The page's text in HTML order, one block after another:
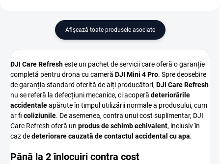
Afişează toate produsele asociate
DJI CareRefresheste un pachet deserviciicareoferă ogaranție
completă pentru drona cu cameră DJI Mini 4Pro. Spredeosebire
degaranția standard oferită dealți producători, DJI CareRefresh
nu se referă la defecțiuni mecanice, ciacoperă deteriorările
accidentaleapăruteîn timpul utilizării normalea produsului, cum
arfi coliziunile. Deasemenea, contra unuicost suplimentar, DJI
Care Refresh oferă un produsdeschimbechivalent, inclusivîn
cazdedeteriorarecauzată decontactul accidental cuapa.
Până la 2înlocuiri contra cost